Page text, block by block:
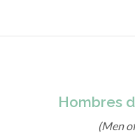
Hombres
(Men